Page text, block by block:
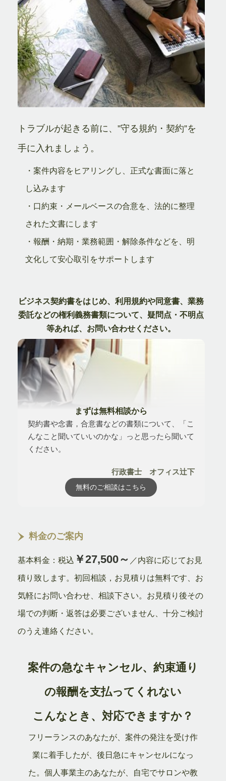
トラブルが起きる前に、”守る規約・契約”を
手に入れましょう。
・案件内容をヒアリングし、正式な書面に落と
し込みます
・口約束・メールベースの合意を、法的に整理
された文書にします
・報酬・納期・業務範囲・解除条件などを、明
文化して安心取引をサポートします
ビジネス契約書をはじめ、利用規約や同意書、業務
委託などの権利義務書類について、疑問点・不明点
等あれば、お問い合わせください。
まずは無料相談から
契約書や念書，合意書などの書類について、「こ
んなこと聞いていいのかな」っと思ったら聞いて
ください。
行政書士 オフィス辻下
無料のご相談はこちら
料金のご案内
基本料金：税込 ￥27,500～ ／内容に応じてお見
積り致します。初回相談，お見積りは無料です、お
気軽にお問い合わせ、相談下さい。お見積り後その
場での判断・返答は必要ございません、十分ご検討
のうえ連絡ください。
案件の急なキャンセル、約束通り
の報酬を支払ってくれない
こんなとき、対応できますか？
フリーランスのあなたが、案件の発注を受け作
業に着手したが、後日急にキャンセルになっ
た。個人事業主のあなたが、自宅でサロンや教